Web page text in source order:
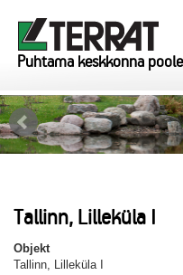
Puhtama keskkonna
Tallinn, Lilleküla I
Objekt
Tallinn, Lilleküla I